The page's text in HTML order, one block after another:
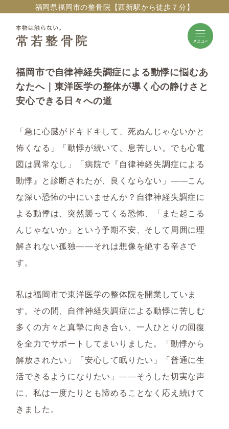
福岡県福岡市の整骨院【西新駅から徒歩７分】
福岡市で自律神経失調症による動悸に悩むあ
なたへ｜東洋医学の整体が導く心の静けさと
安心できる日々への道
「急に心臓がドキドキして、死ぬんじゃないかと
怖くなる」「動悸が続いて、息苦しい。でも心電
図は異常なし」「病院で『自律神経失調症による
動悸』と診断されたが、良くならない」――こん
な深い恐怖の中にいませんか？自律神経失調症に
よる動悸は、突然襲ってくる恐怖、「また起こる
んじゃないか」という予期不安、そして周囲に理
解されない孤独――それは想像を絶する辛さで
す。
私は福岡市で東洋医学の整体院を開業していま
す。その間、自律神経失調症による動悸に苦しむ
多くの方々と真摯に向き合い、一人ひとりの回復
を全力でサポートしてまいりました。「動悸から
解放されたい」「安心して眠りたい」「普通に生
活できるようになりたい」――そうした切実な声
に、私は一度たりとも諦めることなく応え続けて
きました。